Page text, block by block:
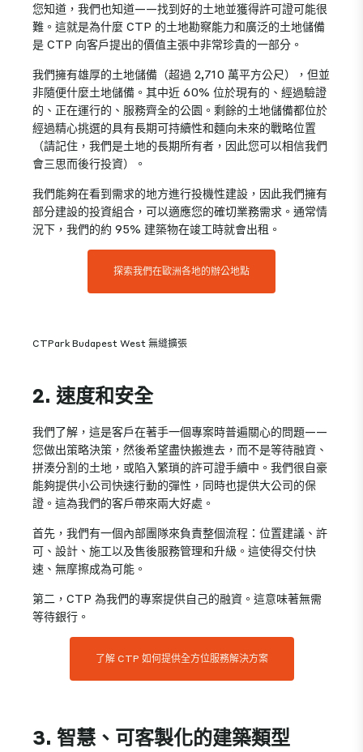
您知道，我們也知道——找到好的土地並獲得許可證可能很
難。這就是為什麼 CTP 的土地勘察能力和廣泛的土地儲備
是 CTP 向客戶提出的價值主張中非常珍貴的一部分。
我們擁有雄厚的土地儲備（超過 2,710 萬平方公尺），但並
非隨便什麼土地儲備。其中近 60% 位於現有的、經過驗證
的、正在運行的、服務齊全的公園。剩餘的土地儲備都位於
經過精心挑選的具有長期可持續性和麵向未來的戰略位置
（請記住，我們是土地的長期所有者，因此您可以相信我們
會三思而後行投資）。
我們能夠在看到需求的地方進行投機性建設，因此我們擁有
部分建設的投資組合，可以適應您的確切業務需求。通常情
況下，我們的約 95% 建築物在竣工時就會出租。
探索我們在歐洲各地的辦公地點
CTPark Budapest West 無縫擴張
2. 速度和安全
我們了解，這是客戶在著手一個專案時普遍關心的問題——
您做出策略決策，然後希望盡快搬進去，而不是等待融資、
拼湊分割的土地，或陷入繁瑣的許可證手續中。我們很自豪
能夠提供小公司快速行動的彈性，同時也提供大公司的保
證。這為我們的客戶帶來兩大好處。
首先，我們有一個內部團隊來負責整個流程：位置建議、許
可、設計、施工以及售後服務管理和升級。這使得交付快
速、無摩擦成為可能。
第二，CTP 為我們的專案提供自己的融資。這意味著無需
等待銀行。
了解 CTP 如何提供全方位服務解決方案
3. 智慧、可客製化的建築類型